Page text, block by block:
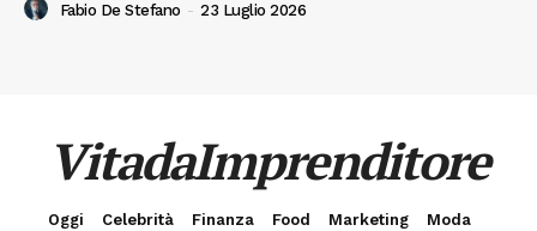
Fabio De Stefano - 23 Luglio 2026
VitadaImprenditore
Oggi Celebrità Finanza Food Marketing
Moda